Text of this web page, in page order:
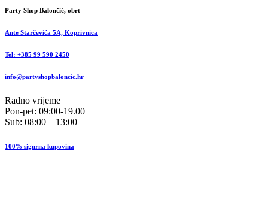
Party Shop Balončić, obrt
Ante Starčevića 5A, Koprivnica
Tel: +385 99 590 2450
info@partyshopbaloncic.hr
Radno vrijeme
Pon-pet: 09:00-19.00
Sub: 08:00 – 13:00
100% sigurna kupovina